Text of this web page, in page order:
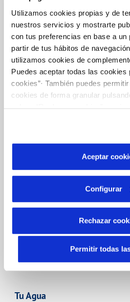
Utilizamos cookies propias y de
nuestros servicios y mostrarte
con tus preferencias en base a un
partir de tus hábitos de
utilizamos cookies de
Puedes aceptar todas las cookies
cookies”· También puedes
cookies de forma granular
son indispensables para que el
por tanto no se pueden
más información en nuestra
Aceptar
Configurar
Rechazar
Permitir todas
CONTRATOS
MODIFICACIÓN DE DATOS
INCIDENCIAS
TODAS LAS GESTIONES
Tu Servicio
COMPROMISO DE SERVICIO
Tu Agua